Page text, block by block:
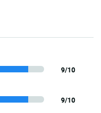
9/10
9/10